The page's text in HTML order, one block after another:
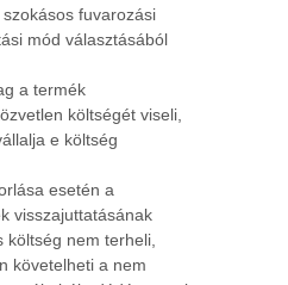
fuvarozási
mód választásából
a termék
költségét viseli,
e költség
esetén a
visszajuttatásának
költség nem terheli,
követelheti a nem